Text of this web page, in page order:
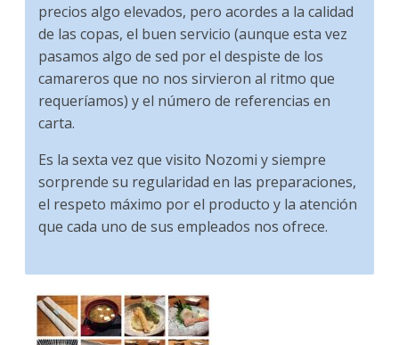
precios algo elevados, pero acordes a la calidad
de las copas, el buen servicio (aunque esta vez
pasamos algo de sed por el despiste de los
camareros que no nos sirvieron al ritmo que
requeríamos) y el número de referencias en
carta.
Es la sexta vez que visito Nozomi y siempre
sorprende su regularidad en las preparaciones,
el respeto máximo por el producto y la atención
que cada uno de sus empleados nos ofrece.